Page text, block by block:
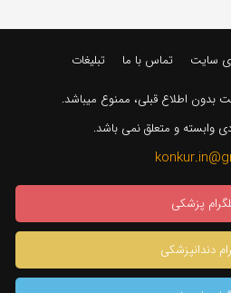
سایت تماس با ما تبلیغات
بدون اطلاع قبلی، ممنوع میباشد.
وابسته و متعلق نمی باشد.
پزشکی
دندانپزشکی